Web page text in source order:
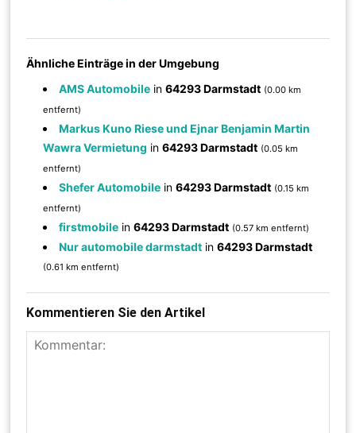
Ähnliche Einträge in der Umgebung
AMS Automobile in64293 Darmstadt (0.00 km
entfernt)
Markus Kuno Riese und Ejnar Benjamin Martin
Wawra Vermietung in64293 Darmstadt (0.05 km
entfernt)
Shefer Automobile in64293 Darmstadt (0.15 km
entfernt)
firstmobile in64293 Darmstadt (0.57 km entfernt)
Nur automobile darmstadt in64293 Darmstadt
(0.61 km entfernt)
Kommentieren Sie den Artikel